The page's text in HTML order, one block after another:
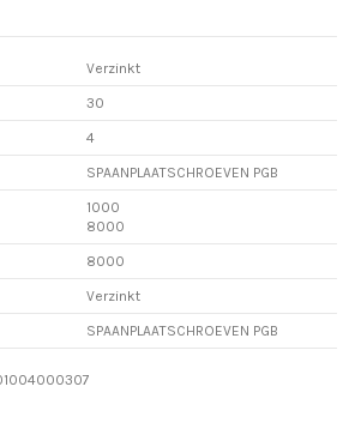
Verzinkt
30
4
SPAANPLAATSCHROEVEN PGB
1000
8000
8000
Verzinkt
SPAANPLAATSCHROEVEN PGB